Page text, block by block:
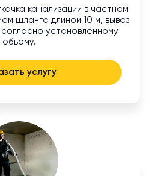
канализации в частном
шланга длиной 10 м, вывоз
установленному
объему.
услугу